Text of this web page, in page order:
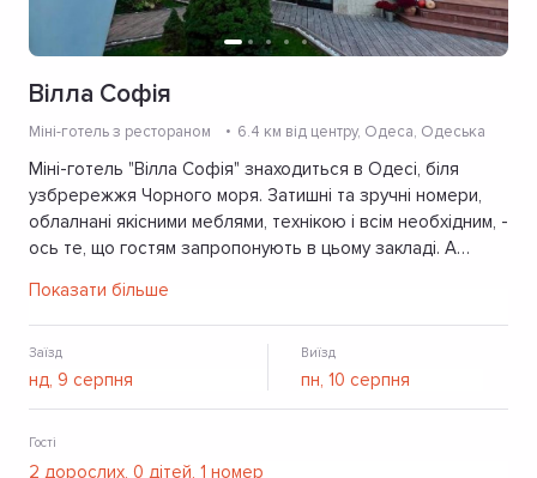
Вілла Софія
Міні-готель з рестораном 6.4 км від центру, Одеса, Одеська
Міні-готель "Вілла Софія" знаходиться в Одесі, біля
узбрережжя Чорного моря. Затишні та зручні номери,
облалнані якісними меблями, технікою і всім необхідним, -
ось те, що гостям запропонують в цьому закладі. А
території. Працює бар та ресторан зі смачною кухнею.
Показати більше
Заїзд Виїзд
Гості